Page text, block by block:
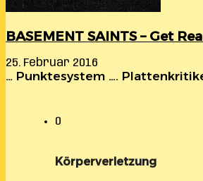
BASEMENT SAINTS – Get
25. Februar 2016
… Punktesystem ….
0
Körperverletzung